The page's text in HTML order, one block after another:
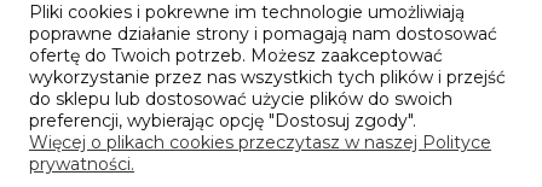
139,60 zł
zawiera 23% VAT, bez kosztów dostawy
Cena netto:113,50 zł
do koszyka
Pliki cookies i pokrewne im technologie umożliwiają
poprawne działanie strony i pomagają nam dostosować
ofertę do Twoich potrzeb. Możesz zaakceptować
wykorzystanie przez nas wszystkich tych plików i przejść
do sklepu lub dostosować użycie plików do swoich
preferencji, wybierając opcję "Dostosuj zgody".
Więcej o plikach cookies przeczytasz w naszej Polityce
prywatności.